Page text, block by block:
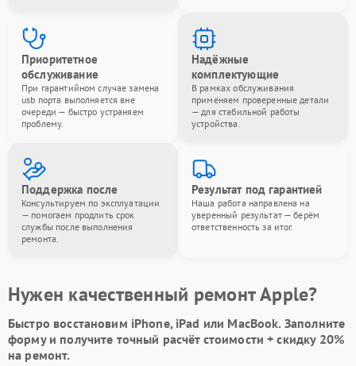
Приоритетное
обслуживание
При гарантийном случае замена
usb порта выполняется вне
очереди — быстро устраняем
проблему.
Надёжные
комплектующие
В рамках обслуживания
применяем проверенные детали
— для стабильной работы
устройства.
Поддержка после
Консультируем по эксплуатации
— помогаем продлить срок
службы после выполнения
ремонта.
Результат под гарантией
Наша работа направлена на
уверенный результат — берём
ответственность за итог.
Нужен качественный ремонт Apple?
Быстро восстановим iPhone, iPad или MacBook. Заполните
формуи получите точный расчёт стоимости +скидку 20%
на ремонт.